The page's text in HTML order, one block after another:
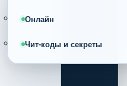
Онлайн
Чит-коды и секреты